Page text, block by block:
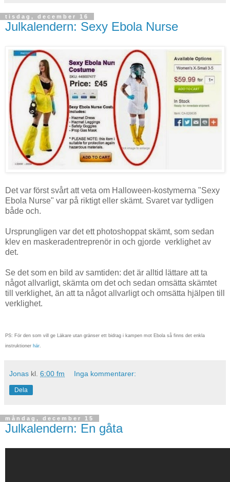
tisdag, december 16
Julkalendern: Sexy Ebola Nurse
Det var först svårt att veta om Halloween-kostymerna "Sexy
Ebola Nurse" var på riktigt eller skämt. Svaret var tydligen
både och.
Ursprungligen var det ett photoshoppat skämt, som sedan
klev en maskeradentreprenör in och gjorde verklighet av
det.
Se det som en bild av samtiden: det är alltid lättare att ta
något allvarligt, skämta om det och sedan omsätta skämtet
till verklighet, än att ta något allvarligt och omsätta hjälpen till
verklighet.
PS: För den som vill ge Läkare utan gränser ett bidrag i kampen mot Ebola så finns det enkla
instruktioner här
Jonas kl. 6:00 fm Inga kommentarer:
Dela
måndag, december 15
Julkalendern: En gåta